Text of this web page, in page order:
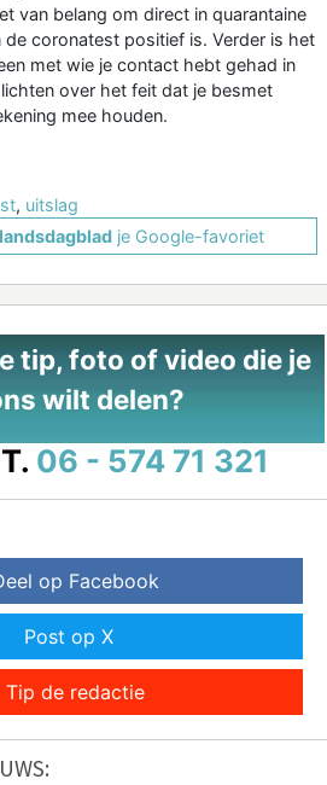
van belang om direct in quarantaine
de coronatest positief is. Verder is het
met wie je contact hebt gehad in
over het feit dat je besmet
mee houden.
, uitslag
je Google-favoriet
tip, foto of video die je
wilt delen?
T. 06 - 574 71 321
op Facebook
Post op X
Tip de redactie